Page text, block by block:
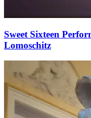
Sweet Sixteen
Lomoschitz